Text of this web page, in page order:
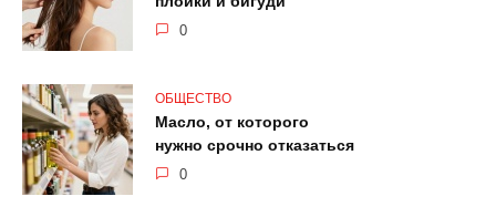
0
ОБЩЕСТВО
Масло, от которого
нужно срочно отказаться
0